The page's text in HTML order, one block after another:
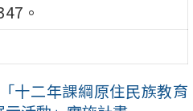
。
「十二年課綱原住民族教育